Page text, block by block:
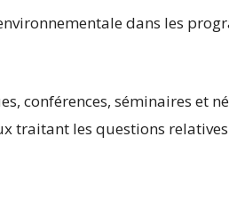
dans les
conférences, séminaires et
traitant les questions